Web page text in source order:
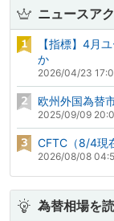
ニュースア
【指標】4月
か
2026/04/23
欧州外国為替
2025/09/09
CFTC（8/4現
2026/08/08
為替相場を